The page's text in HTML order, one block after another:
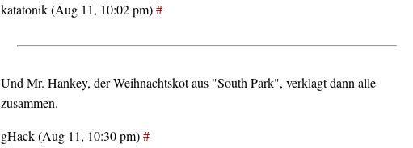
katatonik (Aug 11, 10:02 pm)#
Und Mr. Hankey, der Weihnachtskot aus "South Park", verklagt dann alle
zusammen.
gHack (Aug 11, 10:30 pm)#